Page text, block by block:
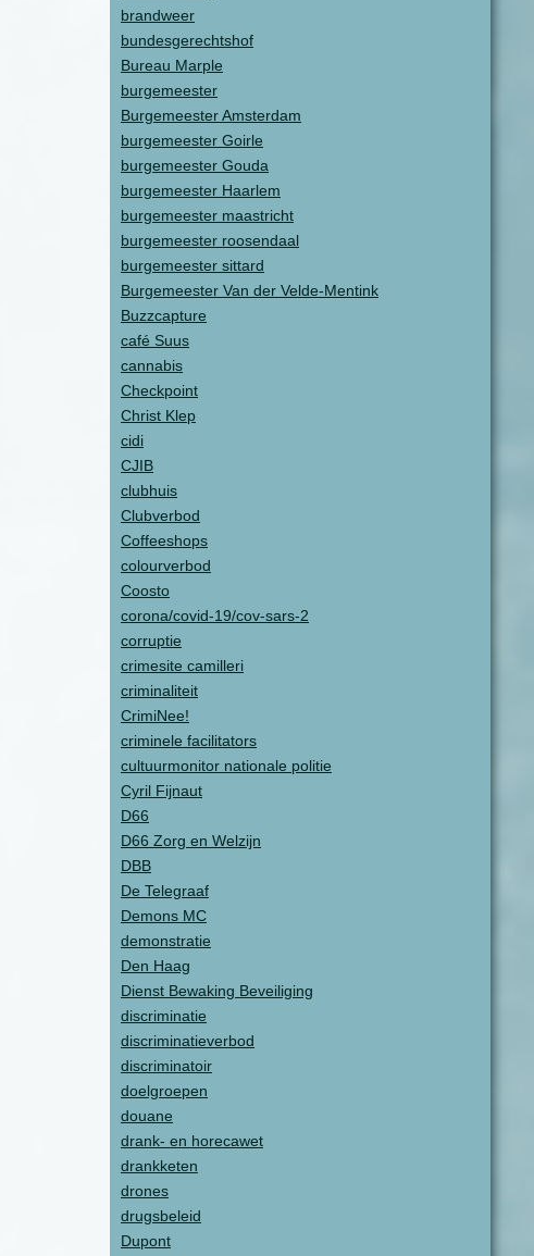
brandweer
bundesgerechtshof
Bureau Marple
burgemeester
Burgemeester Amsterdam
burgemeester Goirle
burgemeester Gouda
burgemeester Haarlem
burgemeester maastricht
burgemeester roosendaal
burgemeester sittard
Burgemeester Van der Velde-Mentink
Buzzcapture
café Suus
cannabis
Checkpoint
Christ Klep
cidi
CJIB
clubhuis
Clubverbod
Coffeeshops
colourverbod
Coosto
corona/covid-19/cov-sars-2
corruptie
crimesite camilleri
criminaliteit
CrimiNee!
criminele facilitators
cultuurmonitor nationale politie
Cyril Fijnaut
D66
D66 Zorg en Welzijn
DBB
De Telegraaf
Demons MC
demonstratie
Den Haag
Dienst Bewaking Beveiliging
discriminatie
discriminatieverbod
discriminatoir
doelgroepen
douane
drank- en horecawet
drankketen
drones
drugsbeleid
Dupont